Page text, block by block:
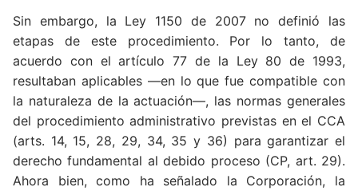
Sin embargo, la Ley 1150 de 2007 no definió las
etapas de este procedimiento. Por lo tanto, de
acuerdo con el artículo 77 de la Ley 80 de 1993,
resultaban aplicables —en lo que fue compatible con
la naturaleza de la actuación—, las normas generales
del procedimiento administrativo previstas en el CCA
(arts. 14, 15, 28, 29, 34, 35 y 36) para garantizar el
derecho fundamental al debido proceso (CP, art. 29).
Ahora bien, como ha señalado la Corporación, la